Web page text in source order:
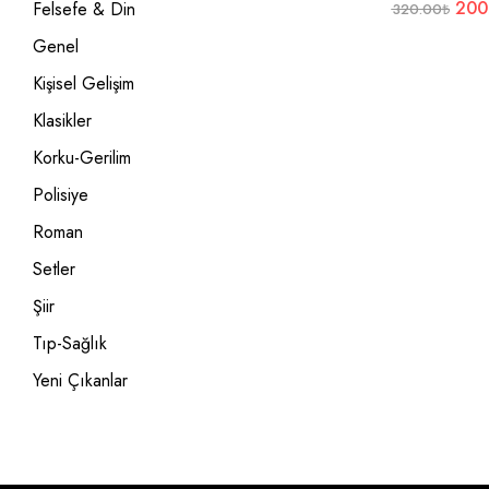
Felsefe & Din
Genel
Kişisel Gelişim
Klasikler
Korku-Gerilim
Polisiye
Roman
Setler
Şiir
Tıp-Sağlık
Yeni Çıkanlar
320.00₺